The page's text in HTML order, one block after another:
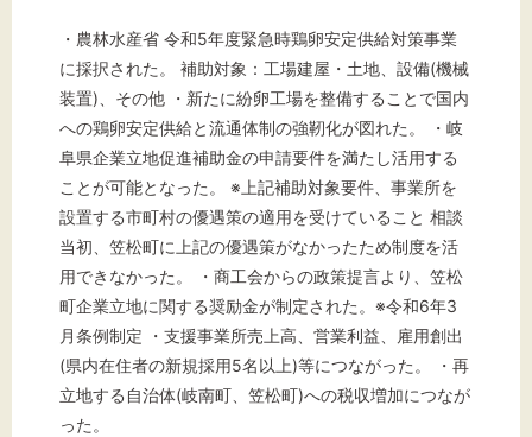
・農林水産省 令和5年度緊急時鶏卵安定供給対策事業
に採択された。 補助対象：工場建屋・土地、設備(機械
装置)、その他 ・新たに紛卵工場を整備することで国内
への鶏卵安定供給と流通体制の強靭化が図れた。 ・岐
阜県企業立地促進補助金の申請要件を満たし活用する
ことが可能となった。 ※上記補助対象要件、事業所を
設置する市町村の優遇策の適用を受けていること 相談
当初、笠松町に上記の優遇策がなかったため制度を活
用できなかった。 ・商工会からの政策提言より、笠松
町企業立地に関する奨励金が制定された。※令和6年3
月条例制定 ・支援事業所売上高、営業利益、雇用創出
(県内在住者の新規採用5名以上)等につながった。 ・再
立地する自治体(岐南町、笠松町)への税収増加につなが
った。